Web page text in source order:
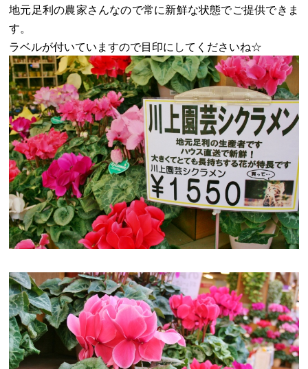
地元足利の農家さんなので常に新鮮な状態でご提供できま
す。
ラベルが付いていますので目印にしてくださいね☆